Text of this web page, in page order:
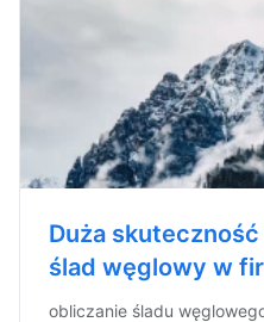
Duża
ślad węglowy w
obliczanie śladu